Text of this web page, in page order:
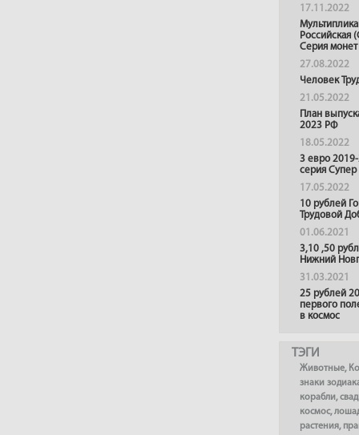
17.11.2022
Российская
Серия монет
27.08.2022
Человек
21.05.2022
План
2023 РФ
18.05.2022
3 евро
серия
17.05.2022
10 рублей
Трудовой
01.06.2021
3,10 ,50
Нижний
31.03.2021
25 рублей
первого
в космос
ТЭГИ
Животные,
знаки
корабли,
космос,
растения,